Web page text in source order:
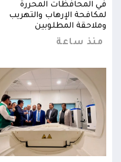
في المحافظات المحررة
لمكافحة الإرهاب والتهريب
وملاحقة المطلوبين
منذ ساعة